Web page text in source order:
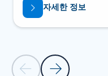
이전 슬라이드다음 슬라이드
자세한 정보